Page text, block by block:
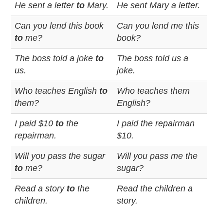
He sent a letterto Mary. He sent Mary a letter.
Can you lend this book
to me?
Can you lend me this
book?
The boss told a joketo
us.
The boss told us a
joke.
Who teaches Englishto
them?
Who teaches them
English?
I paid $10to the
repairman.
I paid the repairman
$10.
Will you pass the sugar
to me?
Will you pass me the
sugar?
Read a storyto the
children.
Read the children a
story.